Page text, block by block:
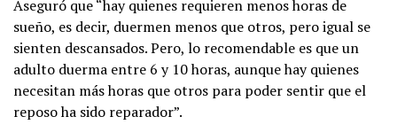
Aseguró que “hay quienes requieren menos horas de
sueño, es decir, duermen menos que otros, pero igual se
sienten descansados. Pero, lo recomendable es que un
adulto duerma entre 6 y 10 horas, aunque hay quienes
necesitan más horas que otros para poder sentir que el
reposo ha sido reparador”.